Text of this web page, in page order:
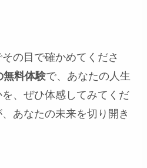
の目で確かめてくださ
無料体験で、あなたの人生
、ぜひ体感してみてくだ
あなたの未来を切り開き